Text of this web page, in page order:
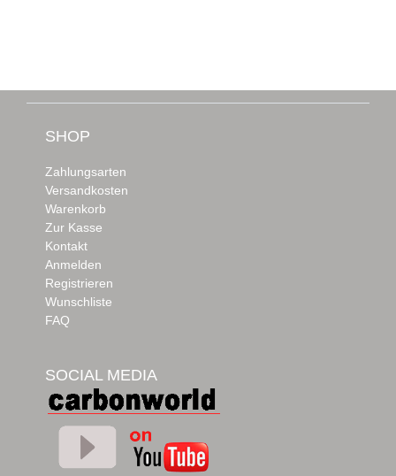
SHOP
Zahlungsarten
Versandkosten
Warenkorb
Zur Kasse
Kontakt
Anmelden
Registrieren
Wunschliste
FAQ
SOCIAL MEDIA